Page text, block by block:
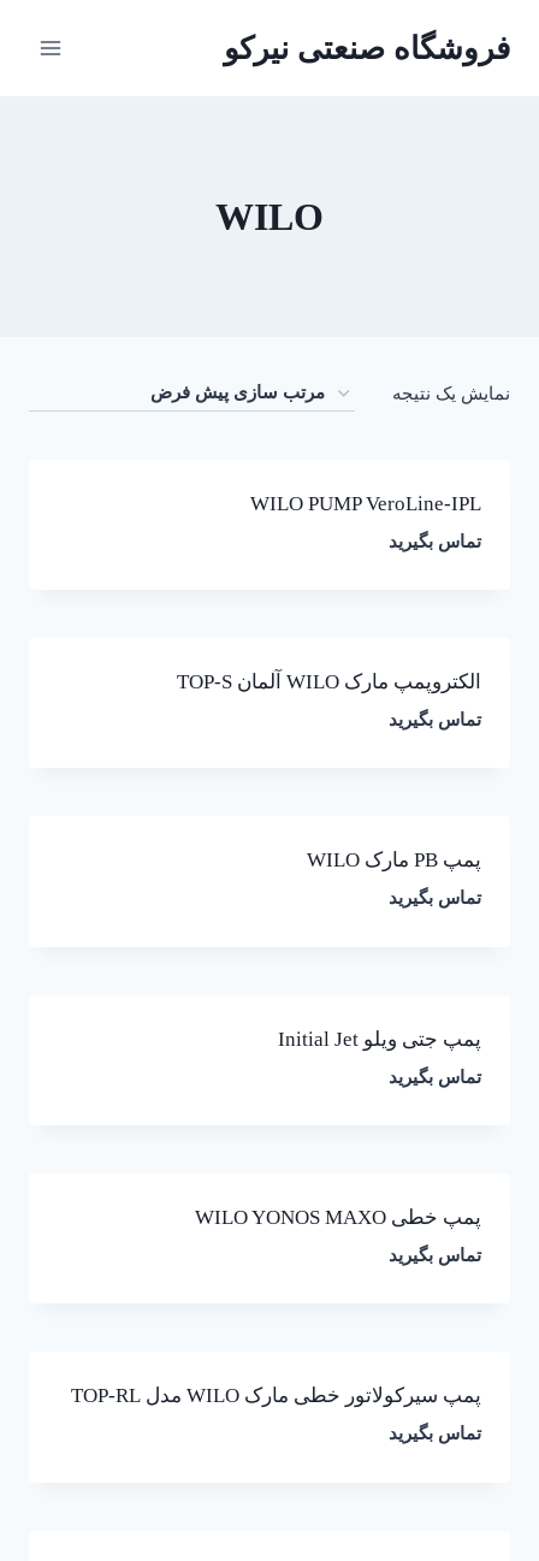
فروشگاه صنعتی نیرکو
WILO
نمایش یک نتیجه
WILO PUMP VeroLine-IPL
تماس بگیرید
الکتروپمپ مارک WILO آلمان TOP-S
تماس بگیرید
پمپ PB مارک WILO
تماس بگیرید
پمپ جتی ویلو Initial Jet
تماس بگیرید
پمپ خطی WILO YONOS MAXO
تماس بگیرید
پمپ سیرکولاتور خطی مارک WILO مدل TOP-RL
تماس بگیرید